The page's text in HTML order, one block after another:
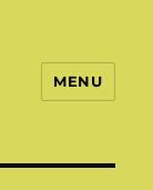
MENU